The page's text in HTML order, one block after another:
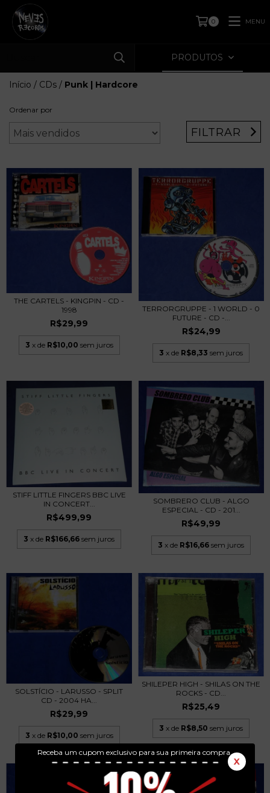
Receba um cupom exclusivo para sua primeira compra.
X
0 MENU
PRODUTOS
Início / CDs / Punk | Hardcore
Ordenar por
FILTRAR
THE CARTELS - KINGPIN - CD -
1998
R$29,99
3 x de R$10,00 sem juros
TERRORGRUPPE - 1 WORLD - 0
FUTURE - CD -...
R$24,99
3 x de R$8,33 sem juros
STIFF LITTLE FINGERS BBC LIVE
IN CONCERT...
R$499,99
3 x de R$166,66 sem juros
SOMBRERO CLUB - ALGO
ESPECIAL - CD - 201...
R$49,99
3 x de R$16,66 sem juros
SOLSTÍCIO - LARUSSO - SPLIT
CD - 2004 HA...
R$29,99
3 x de R$10,00 sem juros
SHILEPER HIGH - SHILAS ON THE
ROCKS - CD...
R$25,49
3 x de R$8,50 sem juros